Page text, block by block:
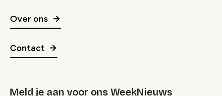
Over ons
Contact
Meld je aan voor ons WeekNieuws